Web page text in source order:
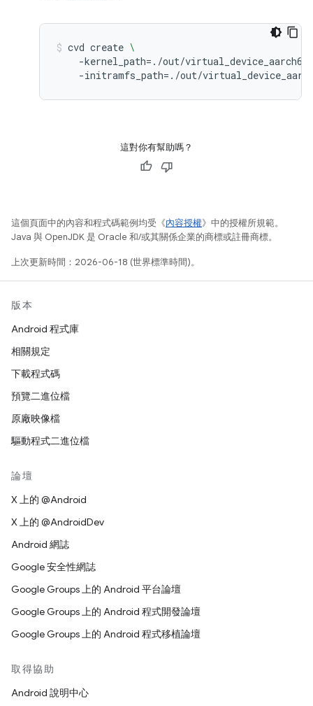
cvd create \
-kernel_path= ./out/
-initramfs_path= ./out/
這對你有幫助嗎？
這個頁面中的內容和程式碼範例均受《內容授權》中的授權所規範。
Java 與 OpenJDK 是 Oracle 和/或其關係企業的商標或註冊商標。
上次更新時間：2026-06-18 (世界標準時間)。
版本
Android 程式庫
相關規定
下載程式碼
預覽二進位檔
原廠映像檔
驅動程式二進位檔
論壇
X 上的 @Android
X 上的 @AndroidDev
Android 網誌
Google 安全性網誌
Google Groups 上的 Android 平台論壇
Google Groups 上的 Android 程式開發論壇
Google Groups 上的 Android 程式移植論壇
取得協助
Android 說明中心